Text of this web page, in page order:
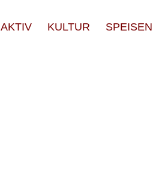
AKTIV KULTUR SPEISEN